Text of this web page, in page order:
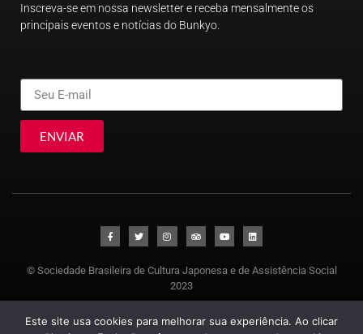
Inscreva-se em nossa newsletter e receba mensalmente os
principais eventos e notícias do Bunkyo.
ENVIAR
© Sociedade Brasileira de Cultura Japonesa e de Assistência Social
2023
Este site usa cookies para melhorar sua experiência. Ao clicar